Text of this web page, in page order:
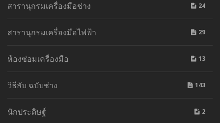
สารานุกรมเครื่องมือช่าง 24
สารานุกรมเครื่องมือไฟฟ้า 29
ห้องซ่อมเครื่องมือ 13
วิธีลับ ฉบับช่าง 143
นักประดิษฐ์ 2